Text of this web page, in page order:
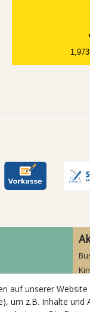
auf unserer
um z.B. Inhalte